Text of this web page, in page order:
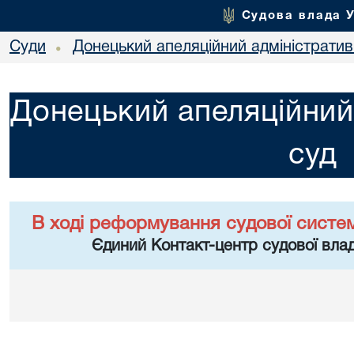
Судова влада
Суди • Донецький апеляційний
Донецький
суд
В ході реформування судової
Єдиний Контакт-центр судової